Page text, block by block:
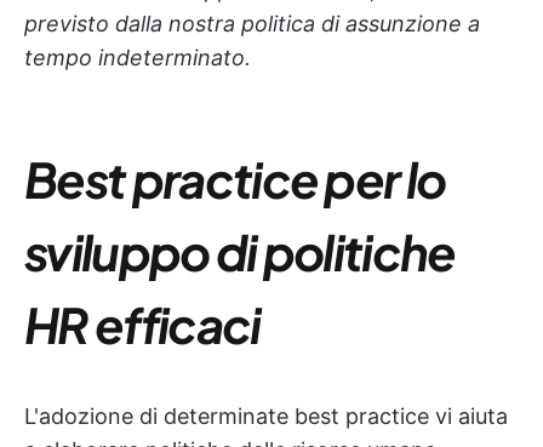
previsto dalla nostra politica di assunzione a
tempo indeterminato.
Best practice per lo
sviluppo di politiche
HR efficaci
L'adozione di determinate best practice vi aiuta